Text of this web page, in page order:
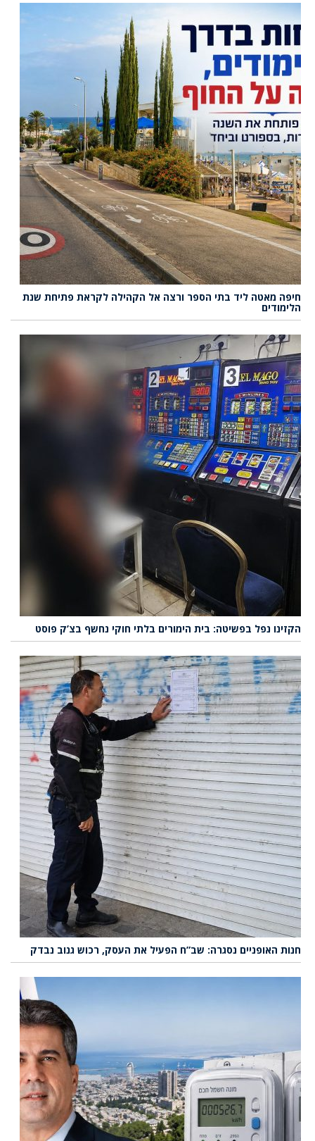
חיפה מאטה ליד בתי הספר ורצה אל הקהילה לקראת פתיחת שנת
הלימודים
הקזינו נפל בפשיטה: בית הימורים בלתי חוקי נחשף בצ’ק פוסט
חנות האופניים נסגרה: שב”ח הפעיל את העסק, רכוש גנוב נבדק